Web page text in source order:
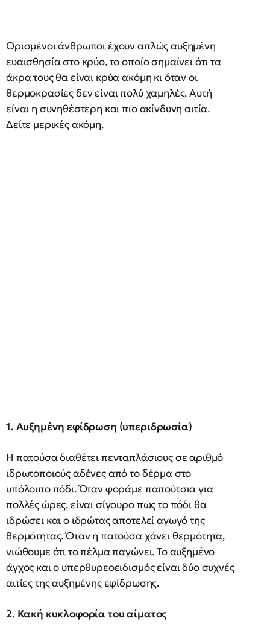
Ορισμένοι άνθρωποι έχουν απλώς αυξημένη
ευαισθησία στο κρύο, το οποίο σημαίνει ότι τα
άκρα τους θα είναι κρύα ακόμη κι όταν οι
θερμοκρασίες δεν είναι πολύ χαμηλές. Αυτή
είναι η συνηθέστερη και πιο ακίνδυνη αιτία.
Δείτε μερικές ακόμη.
1. Αυξημένη εφίδρωση (υπεριδρωσία)
Η πατούσα διαθέτει πενταπλάσιους σε αριθμό
ιδρωτοποιούς αδένες από το δέρμα στο
υπόλοιπο πόδι. Όταν φοράμε παπούτσια για
πολλές ώρες, είναι σίγουρο πως το πόδι θα
ιδρώσει και ο ιδρώτας αποτελεί αγωγό της
θερμότητας. Όταν η πατούσα χάνει θερμότητα,
νιώθουμε ότι το πέλμα παγώνει. Το αυξημένο
άγχος και ο υπερθυρεοειδισμός είναι δύο συχνές
αιτίες της αυξημένης εφίδρωσης.
2. Κακή κυκλοφορία του αίματος